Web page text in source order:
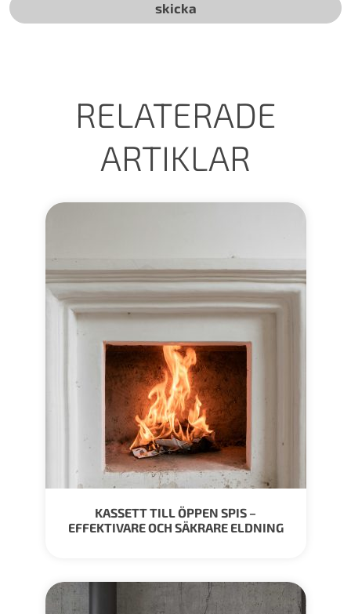
RELATERADE
ARTIKLAR
KASSETT TILL ÖPPEN SPIS –
EFFEKTIVARE OCH SÄKRARE ELDNING